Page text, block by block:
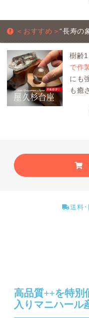
＜おすすめ＞“長寿の
樹齢
で作
にも
も癒
送料･
高品質++を特別
入りマニハール